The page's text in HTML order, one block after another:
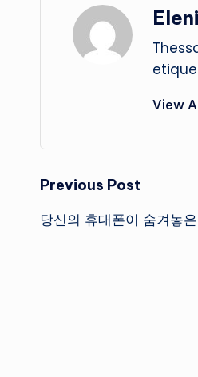
View
Post
navigation
Previous Post
당신의 휴대폰이 숨겨놓